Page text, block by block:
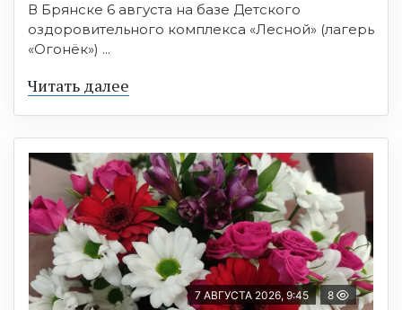
В Брянске 6 августа на базе Детского
оздоровительного комплекса «Лесной» (лагерь
«Огонёк») ...
Читать далее
7 АВГУСТА 2026, 9:45 8